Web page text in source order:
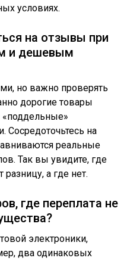
условиях.
на отзывы при
и дешевым
но важно проверять
дорогие товары
«поддельные»
Сосредоточьтесь на
реальные
Так вы увидите, где
а где нет.
где переплата не
электроники,
два одинаковых